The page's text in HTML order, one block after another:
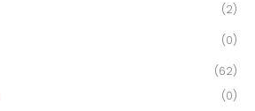
(2)
(0)
(62)
(0)